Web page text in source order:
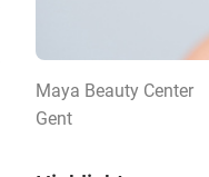
Maya Beauty Center
Gent